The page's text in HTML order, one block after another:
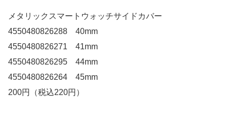
メタリックスマートウォッチサイドカバー
4550480826288 40mm
4550480826271 41mm
4550480826295 44mm
4550480826264 45mm
200円（税込220円）